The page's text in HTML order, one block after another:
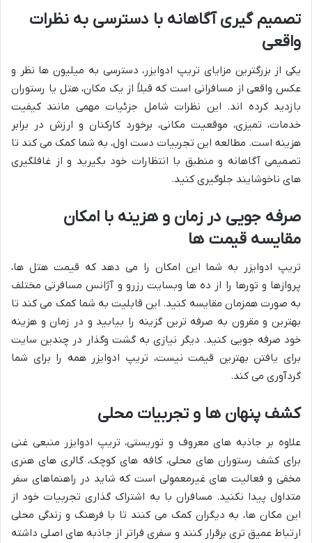
تصمیم گیری آگاهانه با دسترسی به نظرات
واقعی
یکی از بزرگترین مزایای تریپ ادوایزر، دسترسی به میلیون ها نظر و
عکس واقعی از مسافرانی است که قبلاً از یک مکان، هتل یا رستوران
بازدید کرده اند. این نظرات شامل جزئیات مهمی مانند کیفیت
خدمات، تمیزی، موقعیت مکانی، برخورد کارکنان و ارزش در برابر
هزینه است. مطالعه این تجربیات دست اول، به شما کمک می کند تا
تصمیمی آگاهانه و منطبق با انتظارات خود بگیرید و از غافلگیری
های ناخوشایند جلوگیری کنید.
صرفه جویی در زمان و هزینه با امکان
مقایسه قیمت ها
تریپ ادوایزر به شما این امکان را می دهد که قیمت هتل ها،
پروازها و تورها را از ده ها وبسایت رزرو و آژانس مسافرتی مختلف
به صورت همزمان مقایسه کنید. این قابلیت به شما کمک می کند تا
بهترین و مقرون به صرفه ترین گزینه را بیابید و در زمان و هزینه
خود صرفه جویی کنید. دیگر نیازی به گشت وگذار در چندین سایت
برای یافتن بهترین قیمت نیست، تریپ ادوایزر همه را برای شما
گردآوری می کند.
کشف پنهان ها و تجربیات محلی
علاوه بر جاذبه های معروف و توریستی، تریپ ادوایزر منبعی غنی
برای کشف رستوران های محلی، کافه های کوچک، گالری های هنری
مخفی و فعالیت های غیرمعمولی است که شاید در راهنماهای سفر
متداول پیدا نکنید. مسافران با به اشتراک گذاری تجربیات خود از
این مکان ها، به دیگران کمک می کنند تا با فرهنگ و زندگی محلی
ارتباط عمیق تری برقرار کنند و سفری فراتر از جاذبه های اصلی داشته